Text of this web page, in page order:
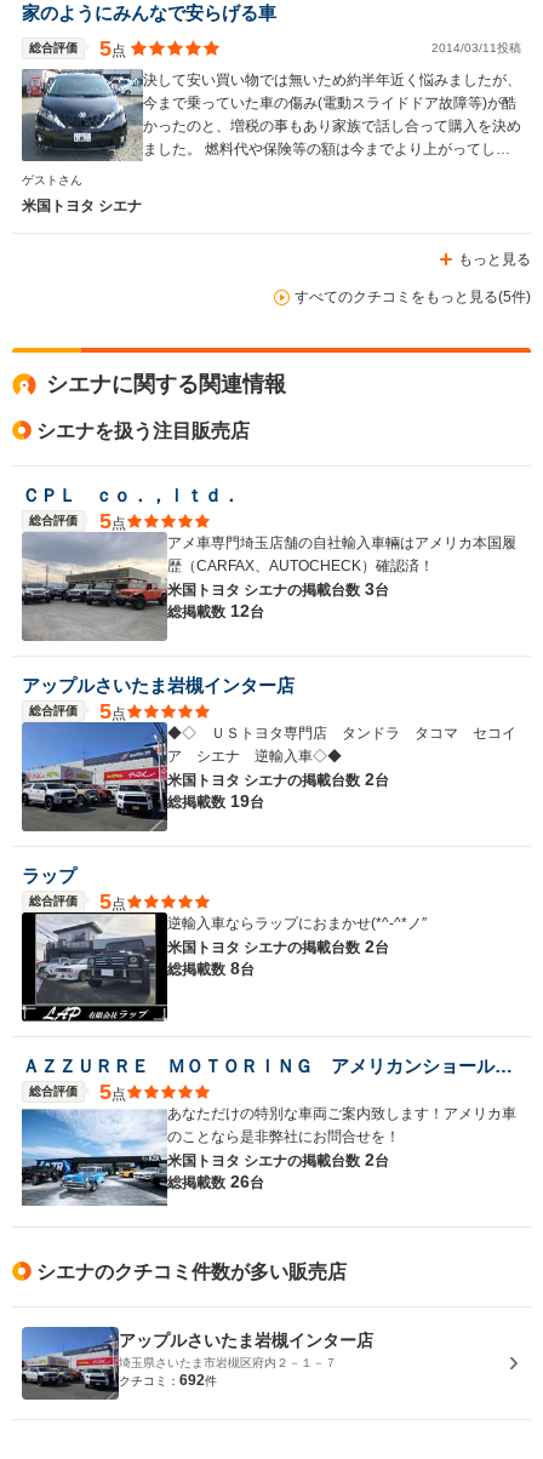
WLTCモード
燃費
-m
- -
FF、4WD
-
2500～
FF
家のようにみんなで安らげる車
総合評価 5点 2014/03/11投稿
決して安い買い物では無いため約半年近く悩みましたが、
今まで乗っていた車の傷み(電動スライドドア故障等)が酷
かったのと、増税の事もあり家族で話し合って購入を決め
ました。 燃料代や保険等の額は今までより上がってしま
ゲストさん
米国トヨタ シエナ
もっと見る
すべてのクチコミをもっと見る(5件)
シエナに関する関連情報
シエナを扱う注目販売店
ＣＰＬ ｃｏ．，ｌｔｄ．
総合評価 5点
アメ車専門埼玉店舗の自社輸入車輛はアメリカ本国履
歴（CARFAX、AUTOCHECK）確認済！
米国トヨタ シエナの掲載台数 3台
総掲載数 12台
アップルさいたま岩槻インター店
総合評価 5点
◆◇ ＵＳトヨタ専門店 タンドラ タコマ セコイ
ア シエナ 逆輸入車◇◆
米国トヨタ シエナの掲載台数 2台
総掲載数 19台
ラップ
総合評価 5点
逆輸入車ならラップにおまかせ(*^-^*ノ″
米国トヨタ シエナの掲載台数 2台
総掲載数 8台
ＡＺＺＵＲＲＥ ＭＯＴＯＲＩＮＧ アメリカンショールーム
総合評価 5点
あなただけの特別な車両ご案内致します！アメリカ車
のことなら是非弊社にお問合せを！
米国トヨタ シエナの掲載台数 2台
総掲載数 26台
シエナのクチコミ件数が多い販売店
アップルさいたま岩槻インター店
埼玉県さいたま市岩槻区府内２－１－７
クチコミ： 692件